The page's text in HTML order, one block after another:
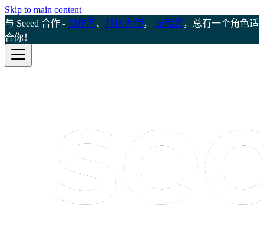
Skip to main content
与 Seeed 合作 - 创作者、 社区大使， 贡献者，总有一个角色适
合你！